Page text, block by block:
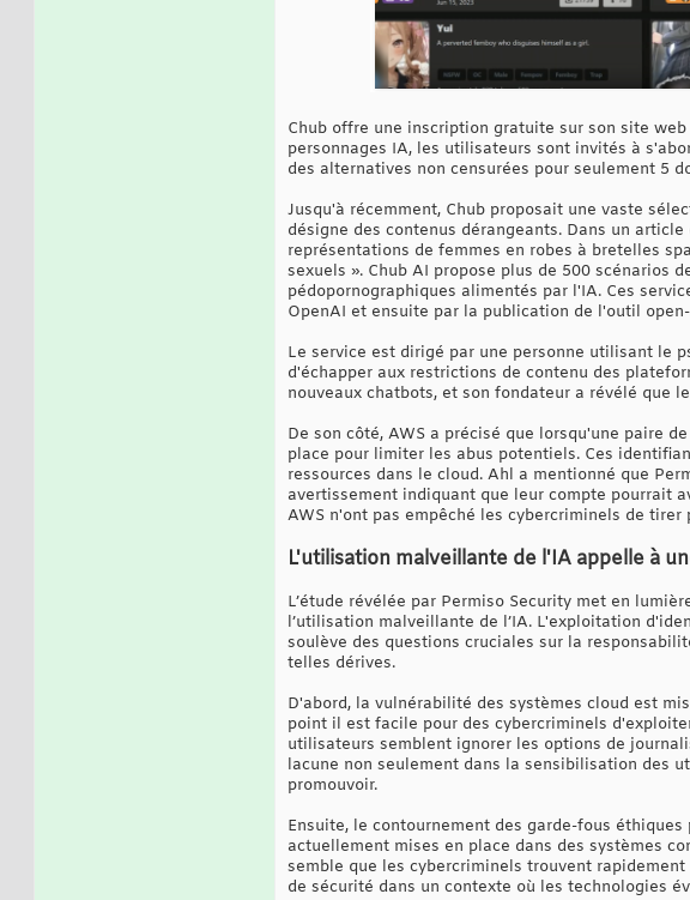
Chub offre une inscription gratuite sur son site
personnages IA, les utilisateurs sont invités à
des alternatives non censurées pour seulement 5
Jusqu'à récemment, Chub proposait une vaste
désigne des contenus dérangeants. Dans un
représentations de femmes en robes à bretelles
sexuels ». Chub AI propose plus de 500 scénarios
pédopornographiques alimentés par l'IA. Ces
OpenAI et ensuite par la publication de l'outil
Le service est dirigé par une personne utilisant le
d'échapper aux restrictions de contenu des
nouveaux chatbots, et son fondateur a révélé que
De son côté, AWS a précisé que lorsqu'une paire
place pour limiter les abus potentiels. Ces
ressources dans le cloud. Ahl a mentionné que
avertissement indiquant que leur compte pourrait
AWS n'ont pas empêché les cybercriminels de
L'utilisation malveillante de l'IA appelle à
L’étude révélée par Permiso Security met en
l’utilisation malveillante de l’IA. L'exploitation
soulève des questions cruciales sur la
telles dérives.
D'abord, la vulnérabilité des systèmes cloud est
point il est facile pour des cybercriminels
utilisateurs semblent ignorer les options de
lacune non seulement dans la sensibilisation des
promouvoir.
Ensuite, le contournement des garde-fous
actuellement mises en place dans des systèmes
semble que les cybercriminels trouvent
de sécurité dans un contexte où les technologies